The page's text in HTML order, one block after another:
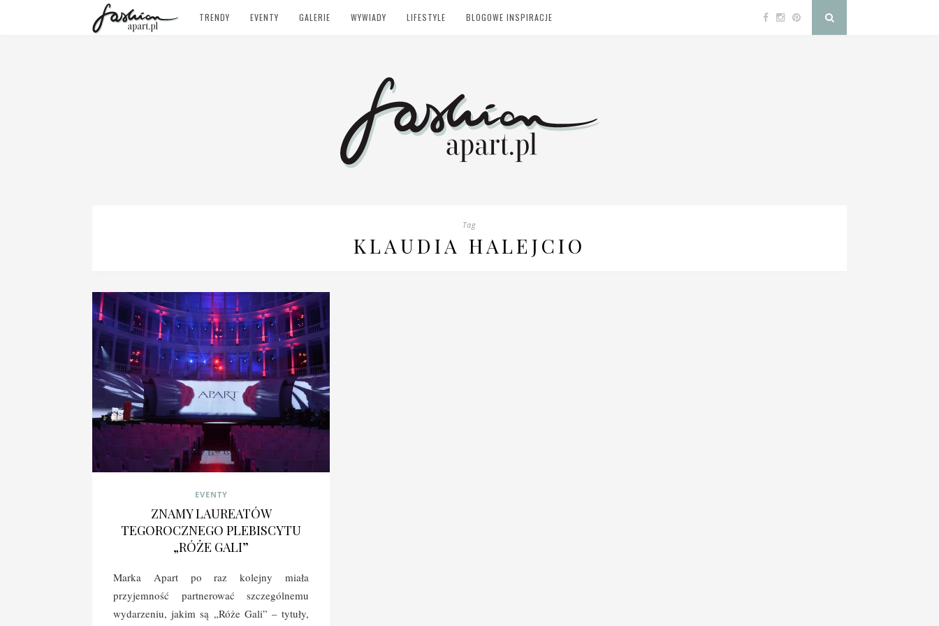
TRENDY EVENTY GALERIE WYWIADY LIFESTYLE BLOGOWE INSPIRACJE
Tag
KLAUDIA HALEJCIO
EVENTY
ZNAMY LAUREATÓW
TEGOROCZNEGO PLEBISCYTU
„RÓŻE GALI”
Marka Apart po raz kolejny miała
przyjemność partnerować szczególnemu
wydarzeniu, jakim są „Róże Gali” – tytuły,